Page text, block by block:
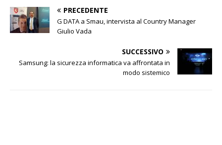
PRECEDENTE
G DATA a Smau, intervista al Country Manager
Giulio Vada
SUCCESSIVO
Samsung: la sicurezza informatica va affrontata in
modo sistemico